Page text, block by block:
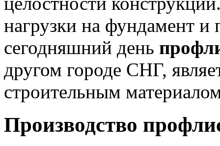
нагрузки на фундамент
сегодняшний день
другом городе СНГ,
строительным
Производство